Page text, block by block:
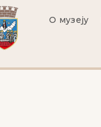
О музеју